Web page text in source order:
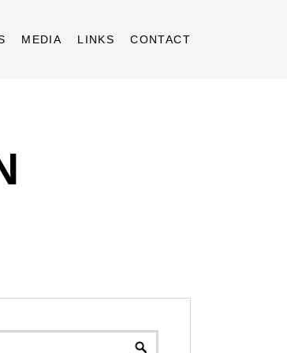
MEDIA LINKS CONTACT